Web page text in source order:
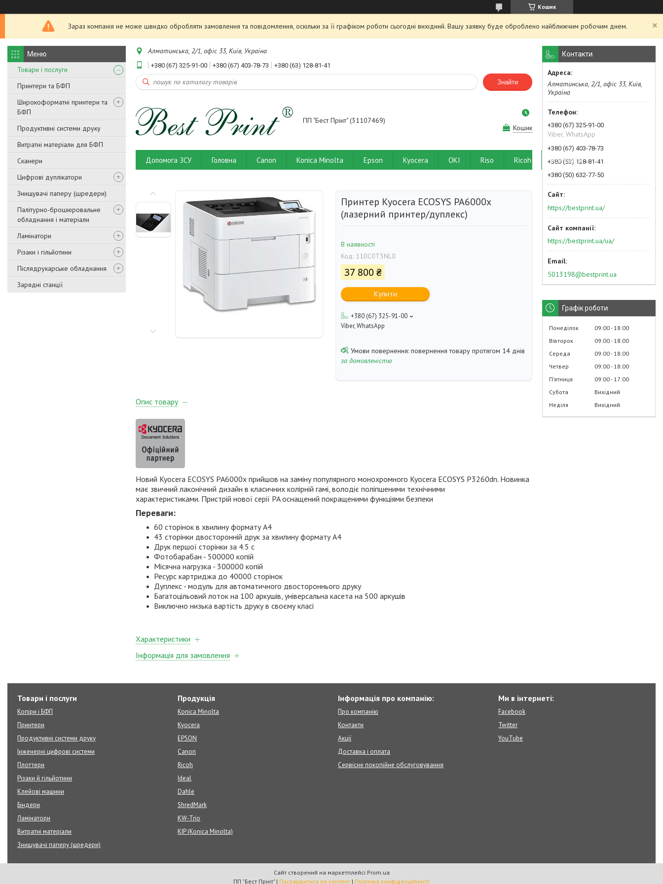
Кошик
Зараз компанія не може швидко обробляти замовлення та повідомлення, оскільки за її графіком роботи сьогодні вихідний. Вашу заявку буде оброблено найближчим робочим днем.
Товари і послуги
Принтери та БФП
Широкоформатні принтери та
БФП
Продуктивні системи друку
Витратні матеріали для БФП
Сканери
Цифрові дуплікатори
Знищувачі паперу (шредери)
Палітурно-брошюровальне
обладнання і матеріали
Ламінатори
Різаки і гільйотини
Післядрукарське обладнання
Зарядні станції
Алматинська, 2/1, офіс 33, Київ, Україна
+380 (67) 325-91-00 +380 (67) 403-78-73 +380 (63) 128-81-41
Знайти
ПП "Бест Прінт" (31107469)
Кошик
Допомога ЗСУ Головна Canon Konica Minolta Epson Kyocera OKI Riso Ricoh Контакти
Принтер Kyocera ECOSYS PA6000x
(лазерний принтер/дуплекс)
В наявності
Код: 110C0T3NL0
37 800 ₴
Купити
+380 (67) 325-91-00
Viber, WhatsApp
повернення товару протягом 14 днів
за домовленістю
Опис товару
Новий Kyocera ECOSYS PA6000x прийшов на заміну популярного монохромного Kyocera ECOSYS P3260dn. Новинка
має звичний лаконічний дизайн в класичних колірній гамі, володіє поліпшеними технічними
характеристиками. Пристрій нової серії PA оснащений покращеними функціями безпеки
Переваги:
60 сторінок в хвилину формату А4
43 сторінки двосторонній друк за хвилину формату А4
Друк першої сторінки за 4.5 с
Фотобарабан - 500000 копій
Місячна нагрузка - 300000 копій
Ресурс картриджа до 40000 сторінок
Дуплекс - модуль для автоматичного двостороннього друку
Багатоцільовий лоток на 100 аркушів, універсальна касета на 500 аркушів
Виключно низька вартість друку в своєму класі
Характеристики
Інформація для замовлення
Контакти
Алматинська, 2/1, офіс 33, Київ,
Україна
+380 (67) 325-91-00
Viber, WhatsApp
+380 (67) 403-78-73
+380 (63) 128-81-41
+380 (50) 632-77-50
https://bestprint.ua/
https://bestprint.ua/ua/
5013198@bestprint.ua
Графік роботи
Понеділок 09:00 18:00
Вівторок
09:00 18:00
Середа
09:00 18:00
Четвер
09:00 18:00
Пʼятниця
09:00 17:00
Субота
Вихідний
Неділя
Вихідний
Товари і послуги
Копіри і БФП
Принтери
Продуктивні системи друку
Інженерні цифрові системи
Плоттери
Різаки й гільйотини
Клейові машини
Біндери
Ламінатори
Витратні матеріали
Знищувачі паперу (шредери)
Продукція
Konica Minolta
Kyocera
EPSON
Canon
Ricoh
Ideal
Dahle
ShredMark
KW-Trio
KIP (Konica Minolta)
Інформація про компанію:
Про компанію
Контакти
Акції
Доставка і оплата
Сервісне покопійне обслуговування
Ми в інтернеті:
Facebook
Twitter
YouTube
Сайт створений на маркетплейсі Prom.ua
ПП "Бест Прінт" | Поскаржитися на контент | Політика конфіденційності